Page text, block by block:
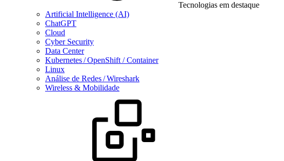
Tecnologias em destaque
Artificial Intelligence (AI)
ChatGPT
Cloud
Cyber Security
Data Center
Kubernetes / OpenShift / Container
Linux
Análise de Redes / Wireshark
Wireless & Mobilidade